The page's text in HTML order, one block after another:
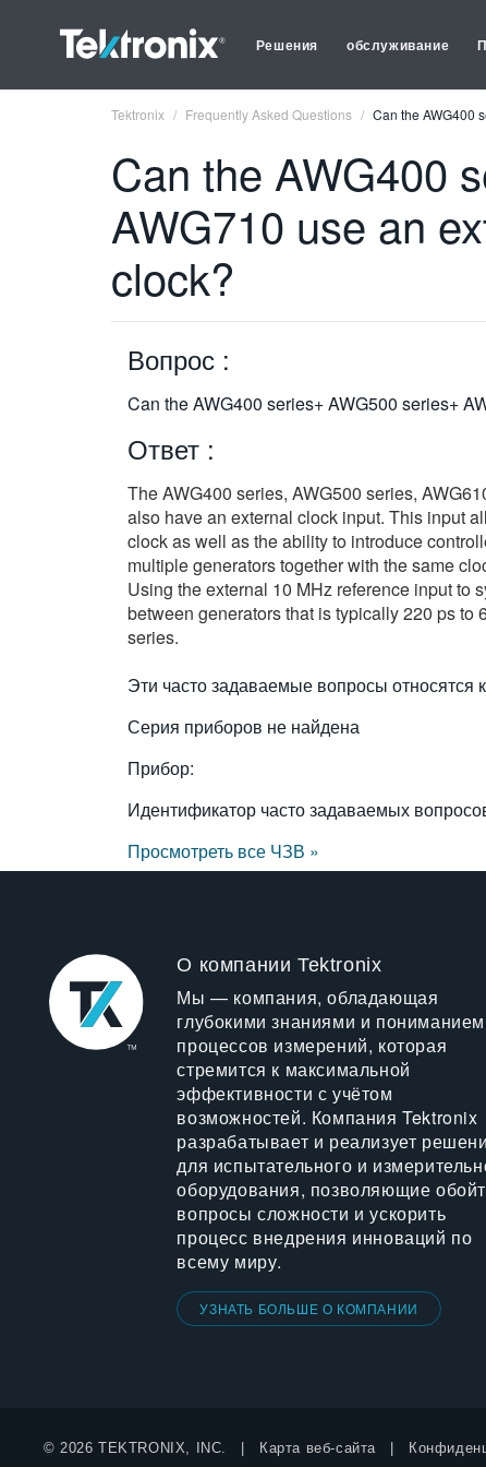
Решения обслуживание
Tektronix Frequently Asked Questions Can the AWG400
Can the AWG400
AWG710 use an
clock?
Вопрос :
Can the AWG400 series+ AWG500 series+
Ответ :
The AWG400 series, AWG500 series,
also have an external clock input. This input
clock as well as the ability to introduce
multiple generators together with the same
Using the external 10 MHz reference input to
between generators that is typically 220 ps to
series.
Эти часто задаваемые вопросы относятся к
Серия приборов не найдена
Прибор:
Идентификатор часто задаваемых
Просмотреть все ЧЗВ »
О компании Tektronix
Мы — компания, обладающая
глубокими знаниями и пониманием
процессов измерений, которая
стремится к максимальной
эффективности с учётом
возможностей. Компания Tektronix
разрабатывает и реализует
для испытательного и
оборудования, позволяющие
вопросы сложности и ускорить
процесс внедрения инноваций по
всему миру.
УЗНАТЬ БОЛЬШЕ О КОМПАНИИ
© 2026 TEKTRONIX, INC. Карта веб-сайта